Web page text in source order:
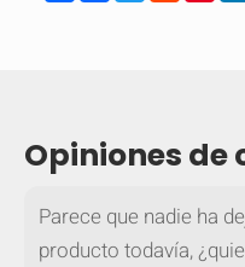
Opiniones de
Parece que nadie ha
producto todavía,